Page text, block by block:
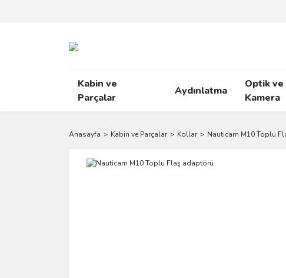
Kabin ve
Parçalar
Aydınlatma
Optik ve
Kamera
Anasayfa Kabin ve Parçalar Kollar Nauticam M10 Toplu